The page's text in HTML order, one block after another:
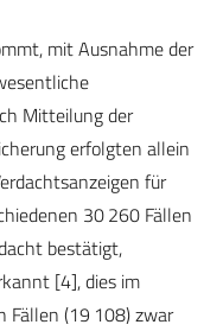
mit Ausnahme der
Mitteilung der
erfolgten allein
für
30 260 Fällen
bestätigt,
[4], dies im
Fällen (19 108) zwar